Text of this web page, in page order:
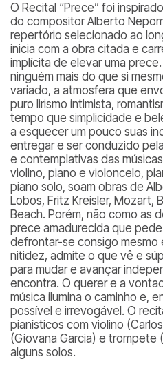
O Recital “Prece” foi
do compositor Alberto
repertório selecionado ao
inicia com a obra citada e
implícita de elevar uma
ninguém mais do que si
variado, a atmosfera que
puro lirismo intimista,
tempo que simplicidade e
a esquecer um pouco suas
entregar e ser conduzido
e contemplativas das
violino, piano e violoncelo,
piano solo, soam obras de
Lobos, Fritz Kreisler, Mozart,
Beach. Porém, não como as
prece amadurecida que
defrontar-se consigo mesmo
nitidez, admite o que vê e
para mudar e avançar
encontra. O querer e a
música ilumina o caminho e,
possível e irrevogável. O
pianísticos com violino
(Giovana Garcia) e trompete
alguns solos.